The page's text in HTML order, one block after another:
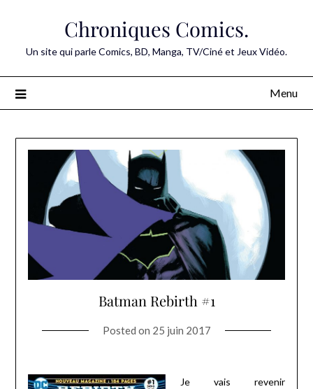
Chroniques Comics.
Un site qui parle Comics, BD, Manga, TV/Ciné et Jeux Vidéo.
Menu
Batman Rebirth #1
Posted on 25 juin 2017
Je vais revenir